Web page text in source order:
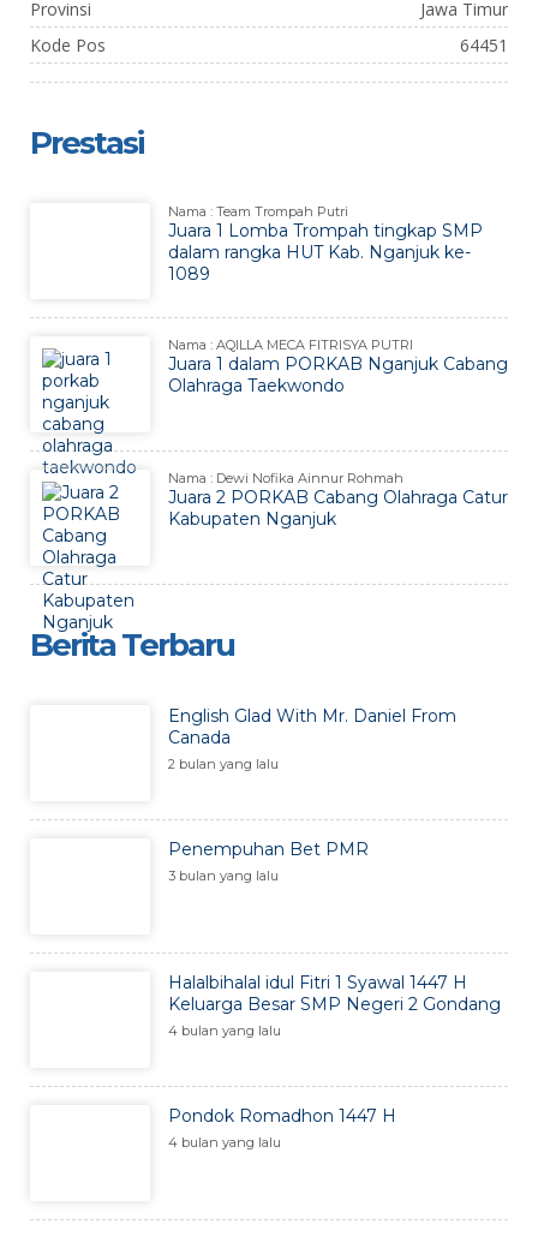
Provinsi
Jawa Timur
Kode Pos
64451
Prestasi
Nama : Team Trompah Putri
Juara 1 Lomba Trompah tingkap SMP
dalam rangka HUT Kab. Nganjuk ke-
1089
Nama : AQILLA MECA FITRISYA PUTRI
Juara 1 dalam PORKAB Nganjuk Cabang
Olahraga Taekwondo
Nama : Dewi Nofika Ainnur Rohmah
Juara 2 PORKAB Cabang Olahraga Catur
Kabupaten Nganjuk
Berita Terbaru
English Glad With Mr. Daniel From
Canada
2 bulan yang lalu
Penempuhan Bet PMR
3 bulan yang lalu
Halalbihalal idul Fitri 1 Syawal 1447 H
Keluarga Besar SMP Negeri 2 Gondang
4 bulan yang lalu
Pondok Romadhon 1447 H
4 bulan yang lalu